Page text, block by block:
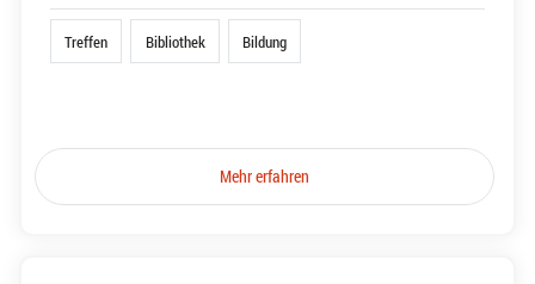
Treffen Bibliothek Bildung
Mehr erfahren